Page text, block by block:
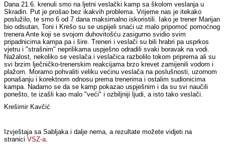
Dana 21.6. krenuli smo na ljetni veslački kamp sa školom veslanja u
Skradin. Put je prošao bez ikakvih problema. Vrijeme nas je itekako
poslužilo, te smo 6 od 7 dana maksimalno iskoristili. Iako je trener Marijan
bio odsutan, Toni i Krešo su se uspijeli snaći uz malo pripomoć pomoćnog
trenera Ante koji se svojom duhovitošću zasigurno svidio svim
pripadnicima kampa pa i šire. Treneri i veslači su bili hrabri pa usprkos
vjetru i "strašnim" neprilikama uspješno odradili svaki boravak na vodi.
Nažalost, nekoliko se veslača i veslačica razbolilo tokom priprema ali su
svi brzim lječničko-trenerskim reakcijama brzo krevet zamijenili vodom i
plažom. Moramo pohvaliti veliku većinu veslača na poslušnosti, uzornom
ponašanju i korektnom odnosu prema trenerima i ostalim sudionicima
kampa. Nadamo se da se kamp pokazao uspješnim i da su svi naučili
ponešto, te izašli kao malo "veći" i ozbiljniji ljudi, a isto tako veslači.
Krešimir Kavčić
Izvještaja sa Sabljaka i dalje nema, a rezultate možete vidjeti na
straniciVSZ-a.